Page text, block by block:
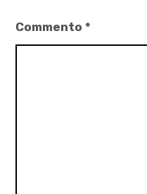
d'amore
Commento*